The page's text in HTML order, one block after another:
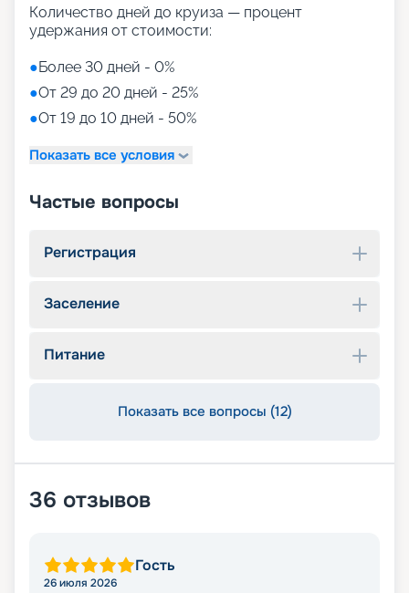
Количество дней до круиза — процент
удержания от стоимости:
●Более 30 дней - 0%
●От 29 до 20 дней - 25%
●От 19 до 10 дней - 50%
Показать все условия
Частые вопросы
Регистрация
Заселение
Питание
Показать все вопросы (12)
36 отзывов
Гость
26 июля 2026